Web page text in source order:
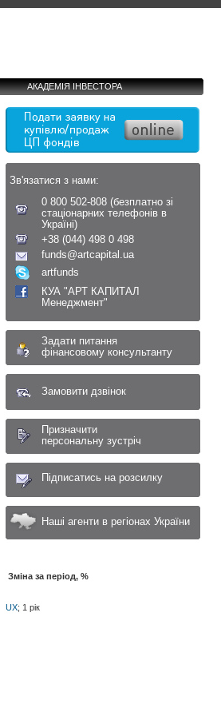
АКАДЕМІЯ ІНВЕСТОРА
Зв'язатися з нами:
0 800 502-808 (безплатно зі
стаціонарних телефонів в
Україні)
+38 (044) 498 0 498
funds@artcapital.ua
artfunds
КУА "АРТ КАПИТАЛ
Менеджмент"
Задати питання
фінансовому консультанту
Замовити дзвінок
Призначити
персональну зустріч
Підписатись на розсилку
Наші агенти в регіонах України
Зміна за період, %
UX; 1 рік